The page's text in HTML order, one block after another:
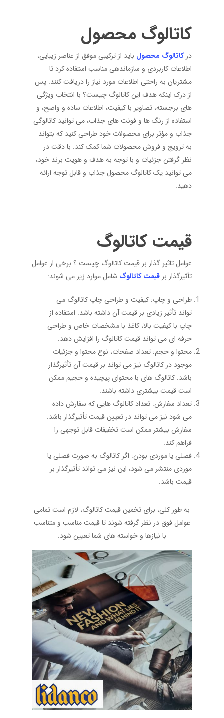
کاتالوگ محصول
درکاتالوگ محصول باید از ترکیبی موفق از عناصر زیبایی،
اطلاعات کاربردی و سازماندهی مناسب استفاده کرد تا
مشتریان به راحتی اطلاعات مورد نیاز را دریافت کنند. پس
از درک اینکه هدف این کاتالوگ چیست؟ با انتخاب ویژگی‌
های برجسته، تصاویر با کیفیت، اطلاعات ساده و واضح، و
استفاده از رنگ ‌ها و فونت‌ های جذاب، می‌ توانید کاتالوگی
جذاب و مؤثر برای محصولات خود طراحی کنید که بتواند
به ترویج و فروش محصولات شما کمک کند. با دقت در
نظر گرفتن جزئیات و با توجه به هدف و هویت برند خود،
می‌ توانید یک کاتالوگ محصول جذاب و قابل توجه ارائه
دهید.
قیمت کاتالوگ
عوامل تاثیر گذار بر قیمت کاتالوگ چیست ؟ برخی از عوامل
تأثیرگذار بر قیمت کاتالوگ شامل موارد زیر می ‌شوند:
طراحی و چاپ: کیفیت و طراحی چاپ کاتالوگ می
‌تواند تأثیر زیادی بر قیمت آن داشته باشد. استفاده از
چاپ با کیفیت بالا، کاغذ با مشخصات خاص و طراحی
حرفه ‌ای می ‌تواند قیمت کاتالوگ را افزایش دهد.
محتوا و حجم: تعداد صفحات، نوع محتوا و جزئیات
موجود در کاتالوگ نیز می‌ تواند بر قیمت آن تأثیرگذار
باشد. کاتالوگ ‌های با محتوای پیچیده و حجیم ممکن
است قیمت بیشتری داشته باشند.
تعداد سفارش: تعداد کاتالوگ‌ هایی که سفارش داده
می ‌شود نیز می ‌تواند در تعیین قیمت تأثیرگذار باشد.
سفارش بیشتر ممکن است تخفیفات قابل توجهی را
فراهم کند.
فصلی یا موردی بودن: اگر کاتالوگ به‌ صورت فصلی یا
موردی منتشر می ‌شود، این نیز می ‌تواند تأثیرگذار بر
قیمت باشد.
به طور کلی، برای تخمین قیمت کاتالوگ، لازم است تمامی
عوامل فوق در نظر گرفته شوند تا قیمت مناسب و متناسب
با نیازها و خواسته‌ های شما تعیین شود.